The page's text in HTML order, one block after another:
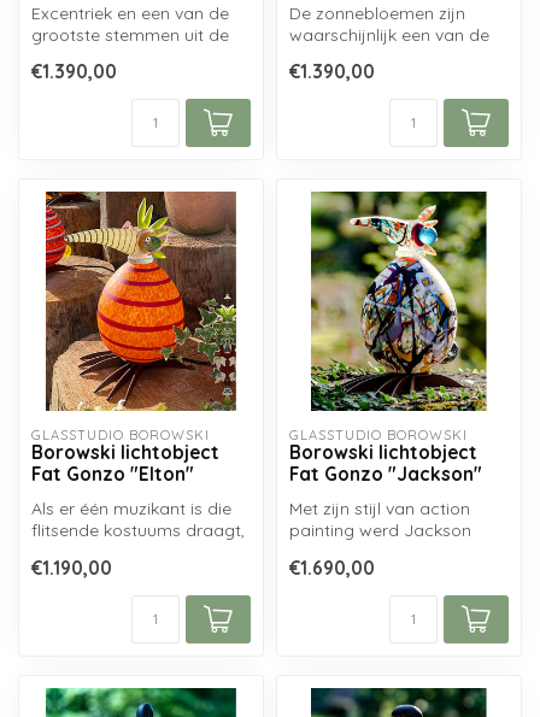
Excentriek en een van de
grootste stemmen uit de
Mercur...
€1.390,00
De zonnebloemen zijn
waarschijnlijk een van de
van Vincen...
€1.390,00
GLASSTUDIO BOROWSKI
Borowski lichtobject
Fat Gonzo "Elton"
Als er één muzikant is die
flitsende kostuums draagt,
€1.190,00
GLASSTUDIO BOROWSKI
Borowski lichtobject
Fat Gonzo "Jackson"
Met zijn stijl van action
painting werd Jackson
bekendste Ame...
€1.690,00